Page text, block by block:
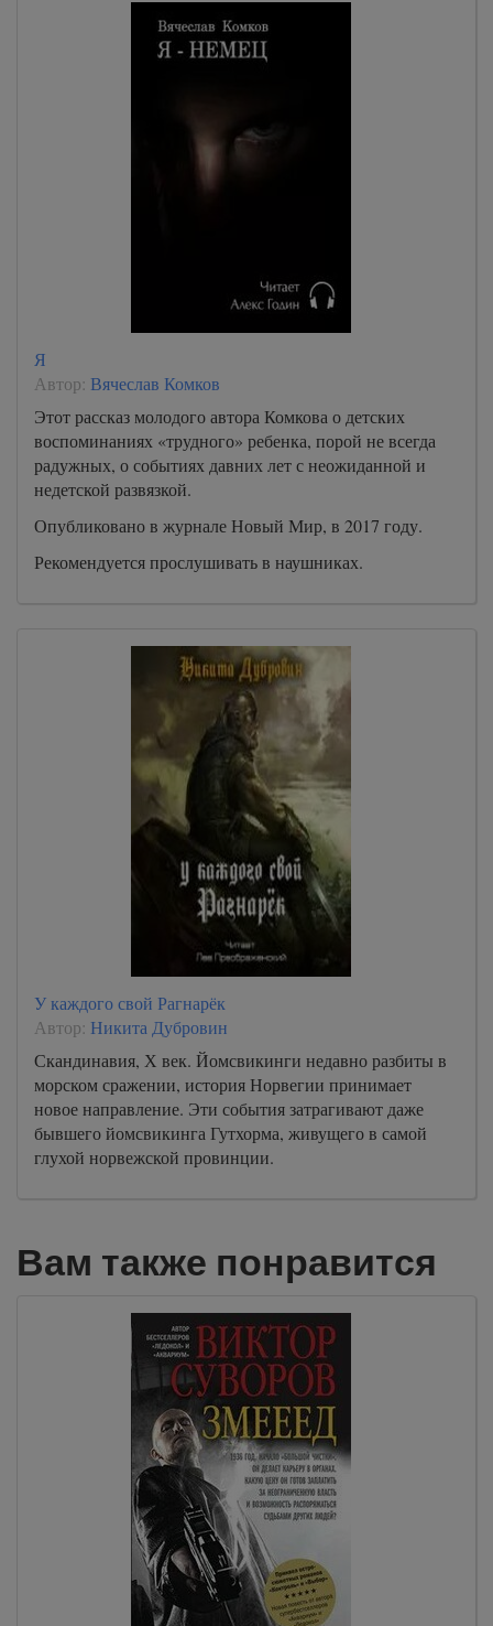
Я
Автор: Вячеслав Комков
Этот рассказ молодого автора Комкова о детских
воспоминаниях «трудного» ребенка, порой не всегда
радужных, о событиях давних лет с неожиданной и
недетской развязкой.
Опубликовано в журнале Новый Мир, в 2017 году.
Рекомендуется прослушивать в наушниках.
У каждого свой Рагнарёк
Автор: Никита Дубровин
Скандинавия, Х век. Йомсвикинги недавно разбиты в
морском сражении, история Норвегии принимает
новое направление. Эти события затрагивают даже
бывшего йомсвикинга Гутхорма, живущего в самой
глухой норвежской провинции.
Вам также понравится